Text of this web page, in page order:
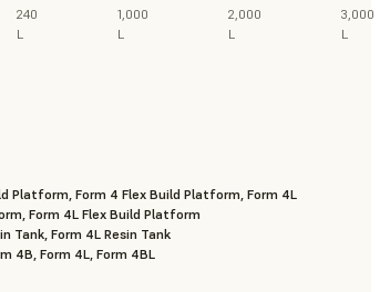
240
L
1,000
L
2,000
L
3,000
L
Platform, Form 4 Flex Build Platform, Form 4L
Form 4L Flex Build Platform
Tank, Form 4L Resin Tank
4B, Form 4L, Form 4BL